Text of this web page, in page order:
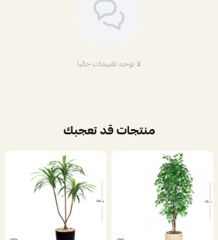
لا توجد تقييمات حاليا
منتجات قد تعجبك